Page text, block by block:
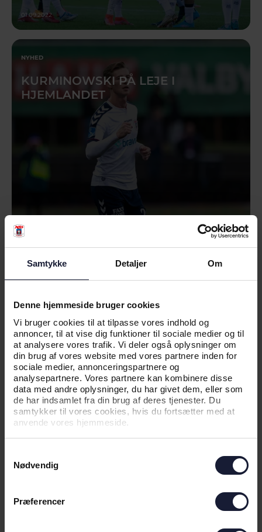
Samtykke Detaljer Om
Denne hjemmeside bruger cookies
Vi bruger cookies til at tilpasse vores indhold og
annoncer, til at vise dig funktioner til sociale medier og til
at analysere vores trafik. Vi deler også oplysninger om
din brug af vores website med vores partnere inden for
sociale medier, annonceringspartnere og
analysepartnere. Vores partnere kan kombinere disse
data med andre oplysninger, du har givet dem, eller som
de har indsamlet fra din brug af deres tjenester. Du
samtykker til vores cookies, hvis du fortsætter med at
anvende vores hjemmeside.
Nødvendig
Præferencer
01.09.2022
NYHED
KURMINOWSKI PÅ LEJE I
HJEMLANDET
01.09.2022
POKALDAG: TRUPNYT OG NYTTIG
INFO INDEN I AFTEN